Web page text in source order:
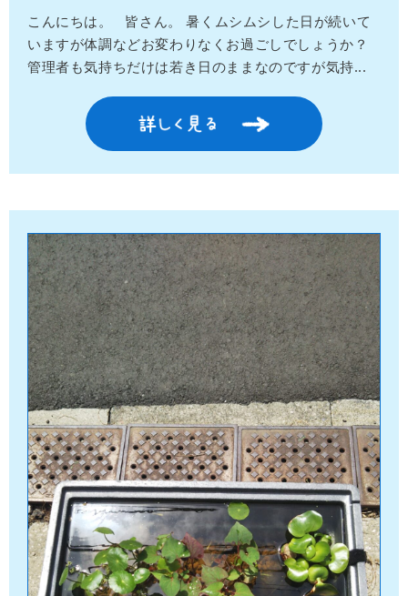
こんにちは。 皆さん。 暑くムシムシした日が続いて
いますが体調などお変わりなくお過ごしでしょうか？
管理者も気持ちだけは若き日のままなのですが気持...